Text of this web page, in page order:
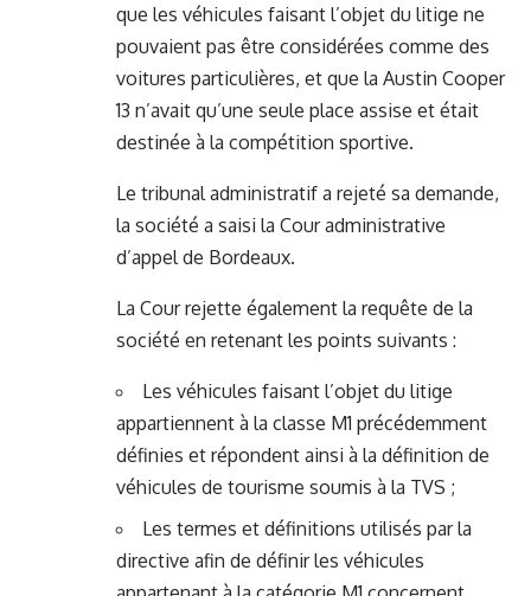
que les véhicules faisant l’objet du litige ne
pouvaient pas être considérées comme des
voitures particulières, et que la Austin Cooper
13 n’avait qu’une seule place assise et était
destinée à la compétition sportive.
Le tribunal administratif a rejeté sa demande,
la société a saisi la Cour administrative
d’appel de Bordeaux.
La Cour rejette également la requête de la
société en retenant les points suivants :
Les véhicules faisant l’objet du litige
appartiennent à la classe M1 précédemment
définies et répondent ainsi à la définition de
véhicules de tourisme soumis à la TVS ;
Les termes et définitions utilisés par la
directive afin de définir les véhicules